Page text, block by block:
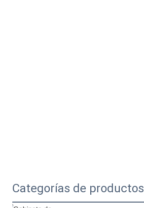
Categorías de productos